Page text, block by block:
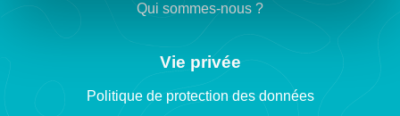
Qui sommes-nous ?
Vie privée
Politique de protection des données